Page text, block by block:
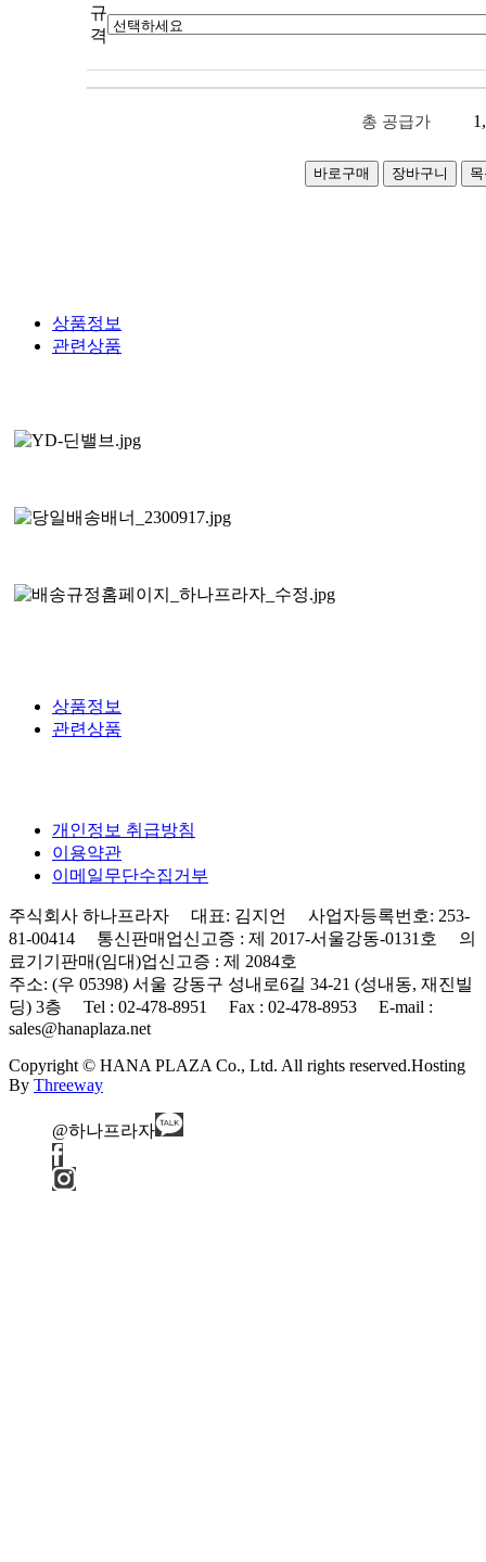
규
격
총 공급가
상품정보
관련상품
상품정보
관련상품
개인정보 취급방침
이용약관
이메일무단수집거부
주식회사 하나프라자 대표: 김지언 사업자등록번호: 253-
81-00414 통신판매업신고증 : 제 2017-서울강동-0131호 의
료기기판매(임대)업신고증 : 제 2084호
주소: (우 05398) 서울 강동구 성내로6길 34-21 (성내동, 재진빌
딩) 3층 Tel : 02-478-8951 Fax : 02-478-8953 E-mail :
sales@hanaplaza.net
Copyright © HANA PLAZA Co., Ltd. All rights reserved.Hosting
By Threeway
@하나프라자